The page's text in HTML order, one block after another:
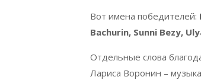
Вот имена победителей:
Bachurin, Sunni Bezy,
Отдельные слова
Лариса Воронин –